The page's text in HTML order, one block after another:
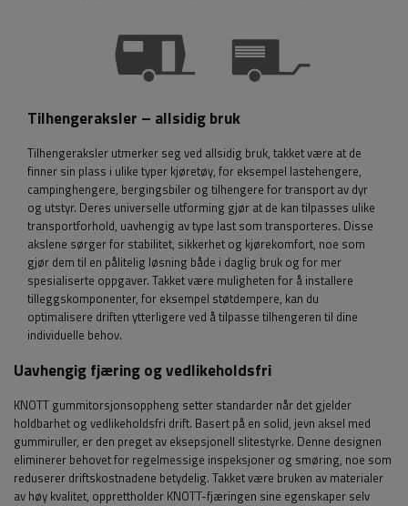
Tilhengeraksler – allsidig bruk
Tilhengeraksler utmerker seg ved allsidig bruk, takket være at de
finner sin plass i ulike typer kjøretøy, for eksempel lastehengere,
campinghengere, bergingsbiler og tilhengere for transport av dyr
og utstyr. Deres universelle utforming gjør at de kan tilpasses ulike
transportforhold, uavhengig av type last som transporteres. Disse
akslene sørger for stabilitet, sikkerhet og kjørekomfort, noe som
gjør dem til en pålitelig løsning både i daglig bruk og for mer
spesialiserte oppgaver. Takket være muligheten for å installere
tilleggskomponenter, for eksempel støtdempere, kan du
optimalisere driften ytterligere ved å tilpasse tilhengeren til dine
individuelle behov.
Uavhengig fjæring og vedlikeholdsfri
KNOTT gummitorsjonsoppheng setter standarder når det gjelder
holdbarhet og vedlikeholdsfri drift. Basert på en solid, jevn aksel med
gummiruller, er den preget av eksepsjonell slitestyrke. Denne designen
eliminerer behovet for regelmessige inspeksjoner og smøring, noe som
reduserer driftskostnadene betydelig. Takket være bruken av materialer
av høy kvalitet, opprettholder KNOTT-fjæringen sine egenskaper selv